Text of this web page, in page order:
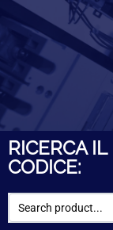
RICERCA
CODICE: